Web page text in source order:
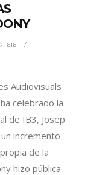
616
Audiovisuals
celebrado la
de IB3, Josep
incremento
de la
hizo pública